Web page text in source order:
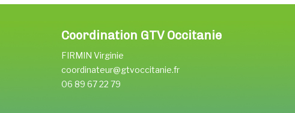
Coordination GTV Occitanie
FIRMIN Virginie
coordinateur@gtvoccitanie.fr
06 89 67 22 79